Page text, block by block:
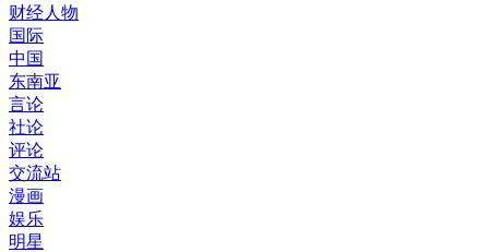
财经人物
国际
中国
东南亚
言论
社论
评论
交流站
漫画
娱乐
明星